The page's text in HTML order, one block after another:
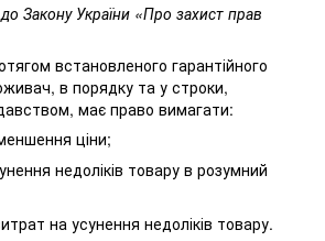
Закону України «Про захист прав
встановленого гарантійного
в порядку та у строки,
має право вимагати:
ціни;
недоліків товару в розумний
на усунення недоліків товару.